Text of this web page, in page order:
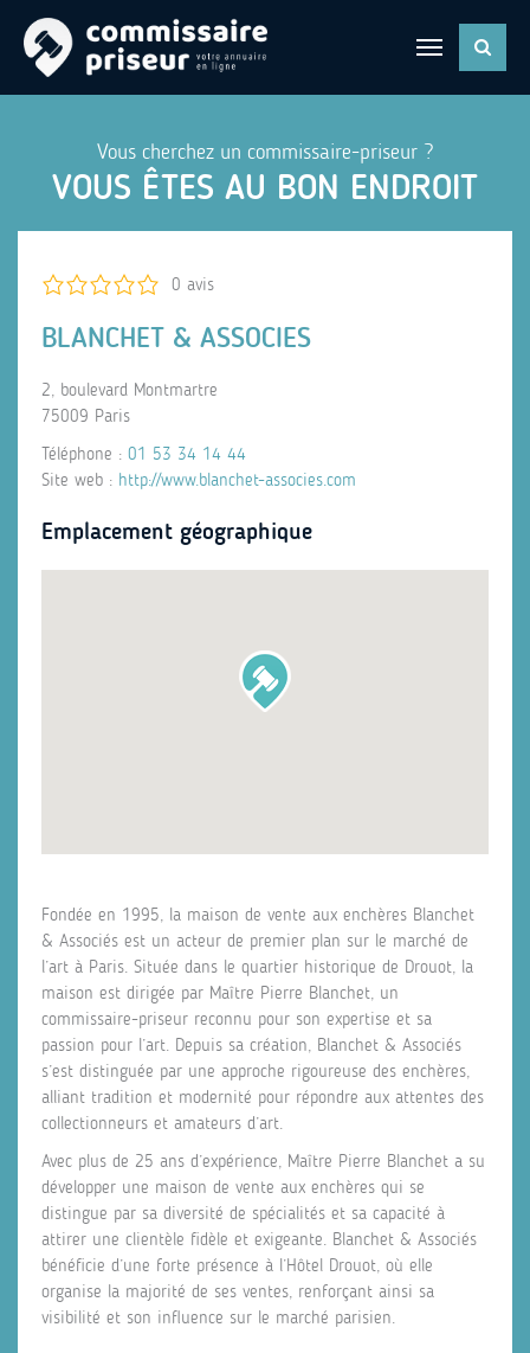
Vous cherchez un commissaire-priseur ?
VOUS ÊTES AU BON ENDROIT
0 avis
BLANCHET & ASSOCIES
2, boulevard Montmartre
75009 Paris
Téléphone : 01 53 34 14 44
Site web : http://www.blanchet-associes.com
Emplacement géographique
Fondée en 1995, la maison de vente aux enchères Blanchet
& Associés est un acteur de premier plan sur le marché de
l’art à Paris. Située dans le quartier historique de Drouot, la
maison est dirigée par Maître Pierre Blanchet, un
commissaire-priseur reconnu pour son expertise et sa
passion pour l’art. Depuis sa création, Blanchet & Associés
s’est distinguée par une approche rigoureuse des enchères,
alliant tradition et modernité pour répondre aux attentes des
collectionneurs et amateurs d’art.
Avec plus de 25 ans d’expérience, Maître Pierre Blanchet a su
développer une maison de vente aux enchères qui se
distingue par sa diversité de spécialités et sa capacité à
attirer une clientèle fidèle et exigeante. Blanchet & Associés
bénéficie d’une forte présence à l’Hôtel Drouot, où elle
organise la majorité de ses ventes, renforçant ainsi sa
visibilité et son influence sur le marché parisien.